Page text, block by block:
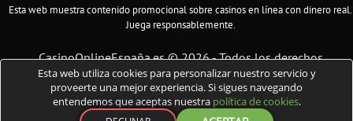
Esta web muestra contenido promocional sobre casinos en línea con dinero real.
Juega responsablemente.
CasinoOnlineEspaña.es ©️ 2026 - Todos los derechos
reservados - Sin diversión no hay juego - Para mayores de 18
años
Esta web utiliza cookies para personalizar nuestro servicio y
proveerte una mejor experiencia. Si sigues navegando
entendemos que aceptas nuestra política de cookies.